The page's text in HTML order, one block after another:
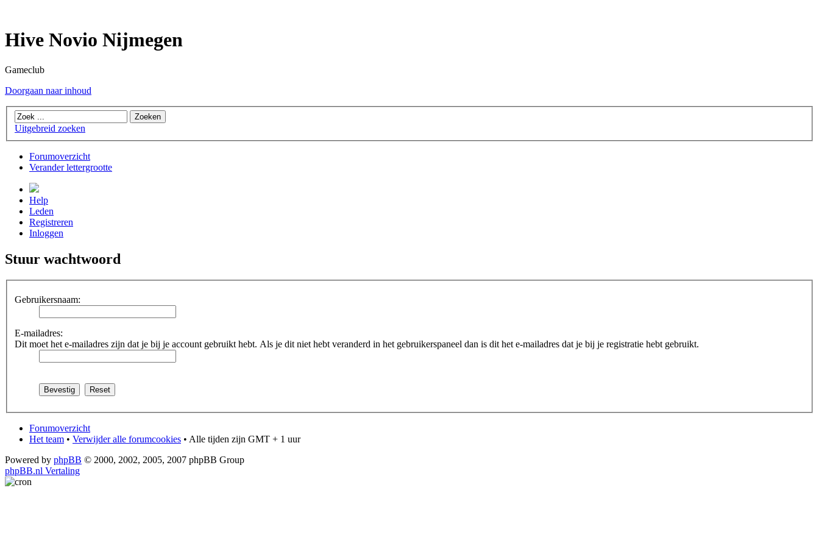
Hive Novio Nijmegen
Gameclub
Doorgaan naar inhoud
Uitgebreid zoeken
Forumoverzicht
Verander lettergrootte
Help
Leden
Registreren
Inloggen
Stuur wachtwoord
Gebruikersnaam:
E-mailadres:
Dit moet het e-mailadres zijn dat je bij je account gebruikt hebt. Als je dit niet hebt veranderd in het gebruikerspaneel dan is dit het e-mailadres dat je bij je registratie hebt gebruikt.
Forumoverzicht
Het team • Verwijder alle forumcookies • Alle tijden zijn GMT + 1 uur
Powered by phpBB © 2000, 2002, 2005, 2007 phpBB Group
phpBB.nl Vertaling